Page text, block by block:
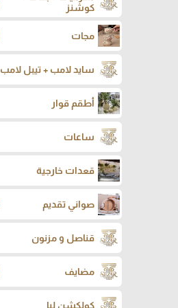
كوشنز
مجات
سايد لامب + تيبل لامب
أطقم قوار
ساعات
قعدات خارجية
صواني تقديم
قناصل و مزنون
مضايف
كولكشن ليا